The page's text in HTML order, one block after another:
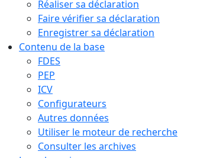
Réaliser sa déclaration
Faire vérifier sa déclaration
Enregistrer sa déclaration
Contenu de la base
FDES
PEP
ICV
Configurateurs
Autres données
Utiliser le moteur de recherche
Consulter les archives